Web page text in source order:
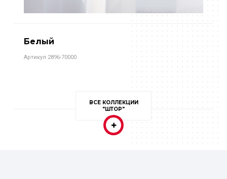
Белый
Артикул 2896-70000
ВСЕ КОЛЛЕКЦИИ
"ШТОР"